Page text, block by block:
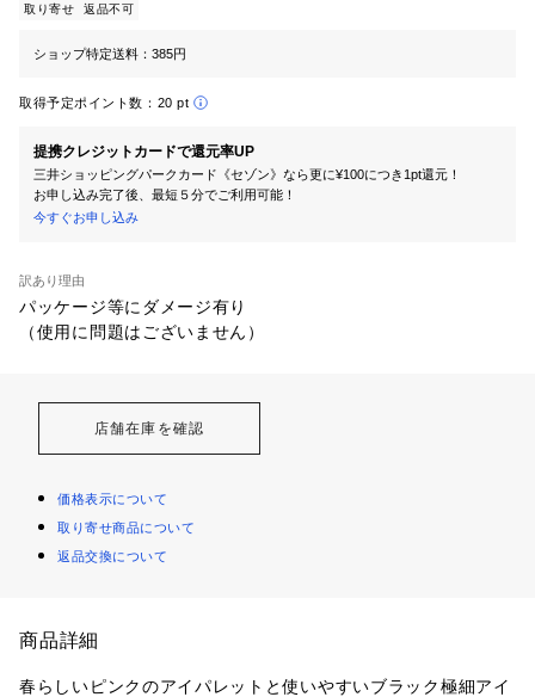
取り寄せ 返品不可
ショップ特定送料：385円
取得予定ポイント数： 20 pt
提携クレジットカードで還元率UP
三井ショッピングパークカード《セゾン》なら更に¥100につき1pt還元！
お申し込み完了後、最短５分でご利用可能！
今すぐお申し込み
訳あり理由
パッケージ等にダメージ有り
（使用に問題はございません）
店舗在庫を確認
価格表示について
取り寄せ商品について
返品交換について
商品詳細
春らしいピンクのアイパレットと使いやすいブラック極細アイ